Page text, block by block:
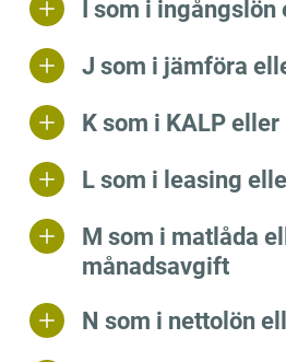
I som i ingångslön
J som i jämföra
K som i KALP
L som i leasing
M som i matlåda
månadsavgift
N som i nettolön